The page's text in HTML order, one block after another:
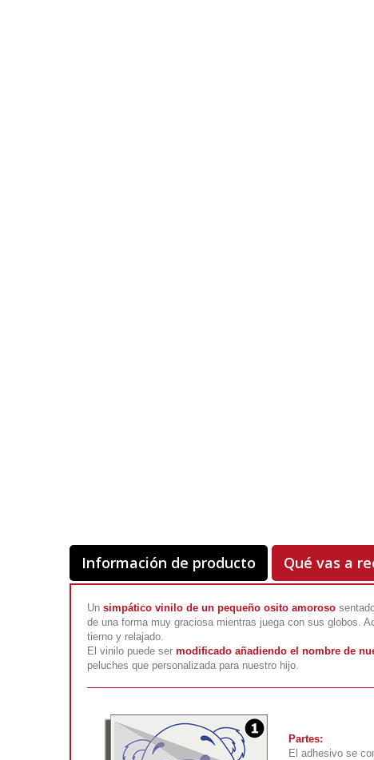
Información de producto Qué vas a
Un simpático vinilo de un pequeño osito amoroso
de una forma muy graciosa mientras juega con sus globos.
tierno y relajado.
El vinilo puede ser modificado añadiendo el nombre de
peluches que personalizada para nuestro hijo.
Partes:
El adhesivo se